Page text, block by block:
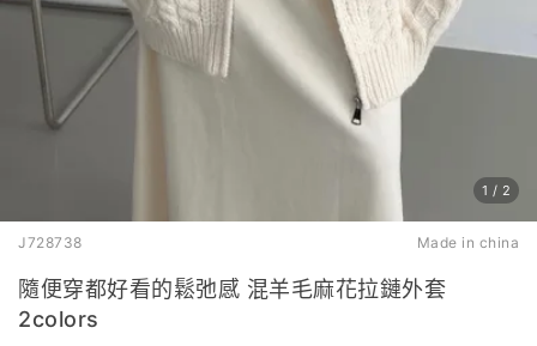
1 / 2
J728738 Made in china
隨便穿都好看的鬆弛感 混羊毛麻花拉鏈外套
2colors